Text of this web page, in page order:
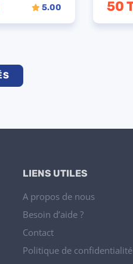
TND
LIENS UTILES
A propos de nous
Besoin d’aide ?
Contact
Politique de confidentialité